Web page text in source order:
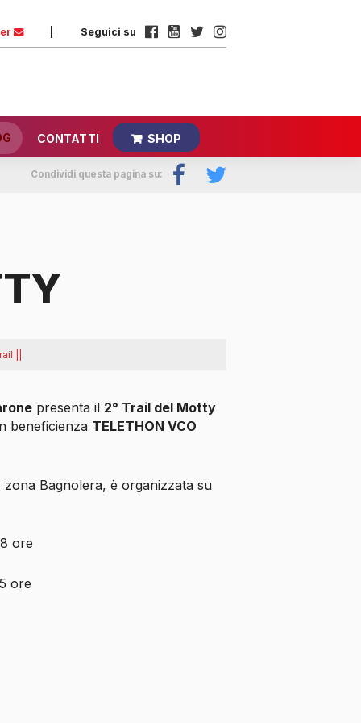
Seguici su
CONTATTI SHOP
Condividi questa pagina su:
||
presenta il 2° Trail del Motty
beneficienza TELETHON VCO
Bagnolera, è organizzata su
ore
ore